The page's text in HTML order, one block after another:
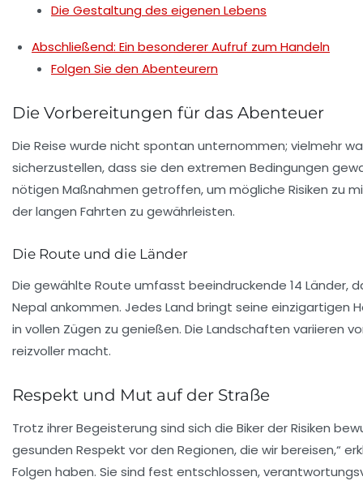
Die Gestaltung des eigenen Lebens
Abschließend: Ein besonderer Aufruf zum Handeln
Folgen Sie den Abenteurern
Die Vorbereitungen für das Abenteuer
Die Reise wurde nicht spontan unternommen; vielmehr
sicherzustellen, dass sie den extremen Bedingungen
nötigen Maßnahmen getroffen, um mögliche Risiken zu
der langen Fahrten zu gewährleisten.
Die Route und die Länder
Die gewählte Route umfasst beeindruckende 14 Länder,
Nepal ankommen. Jedes Land bringt seine einzigartigen
in vollen Zügen zu genießen. Die Landschaften variieren
reizvoller macht.
Respekt und Mut auf der Straße
Trotz ihrer Begeisterung sind sich die Biker der Risiken
gesunden Respekt vor den Regionen, die wir bereisen,“
Folgen haben. Sie sind fest entschlossen,